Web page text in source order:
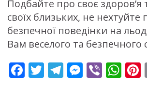
Подбайте про своє здоров’я
своїх близьких, не
безпечної поведінки на
Вам веселого та безпечного
F T T M Vi W